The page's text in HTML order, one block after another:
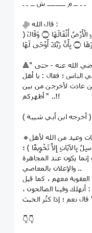
ـ ـ ــ م ـــــــــ ش ــ ـ ـ
قال الله ﷻ :
﴿ إِذَا زُلْزِلَتِ الْأَرْضُ زِلْزَالَهَا ۝ وَأَخْرَجَتِ الْأَرْضُ أَثْقَالَهَا ۝ وَقَالَ
🔺" زلزلت الأرض في عهد عمر - رضي الله عنه - حتى
؛ فقال : يا أهل
عادت لأخرجن من بين
أظهركم " ..!!
( أخرجه ابن أبي شيبة )
🔹قال المهلب : ظهور الزلازل والآيات وعيد من الله لأهل
بِالآيَاتِ إِلاَّ تَخْوِيفًا ﴾ ؛
إنما يكون عند المجاهرة
والإعلان بالمعاصي ..
معهم ، كما قيل
وفينا الصالحون ،
👇👇